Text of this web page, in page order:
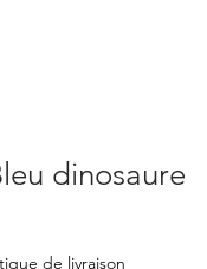
dinosaure
de livraison